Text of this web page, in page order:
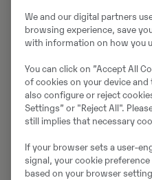
Töökaal
Staatiline kaadekoormus
We and our digital partners
browsing experience, save
with information on how you
You can click on ”Accept All
of cookies on your device and
also configure or reject
Settings” or "Reject All".
still implies that necessary
If your browser sets a user-
signal, your cookie
based on your browser